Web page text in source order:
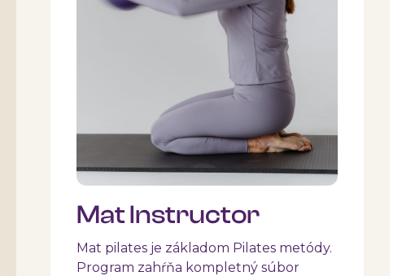
Mat Instructor
Mat pilates je základom Pilates metódy.
Program zahŕňa kompletný súbor